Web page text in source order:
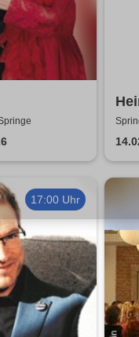
Of
17:00 Uhr